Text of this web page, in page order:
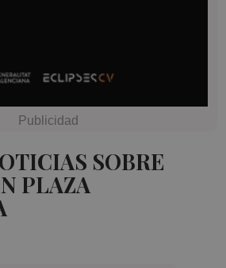
SOBRE
PLAZA